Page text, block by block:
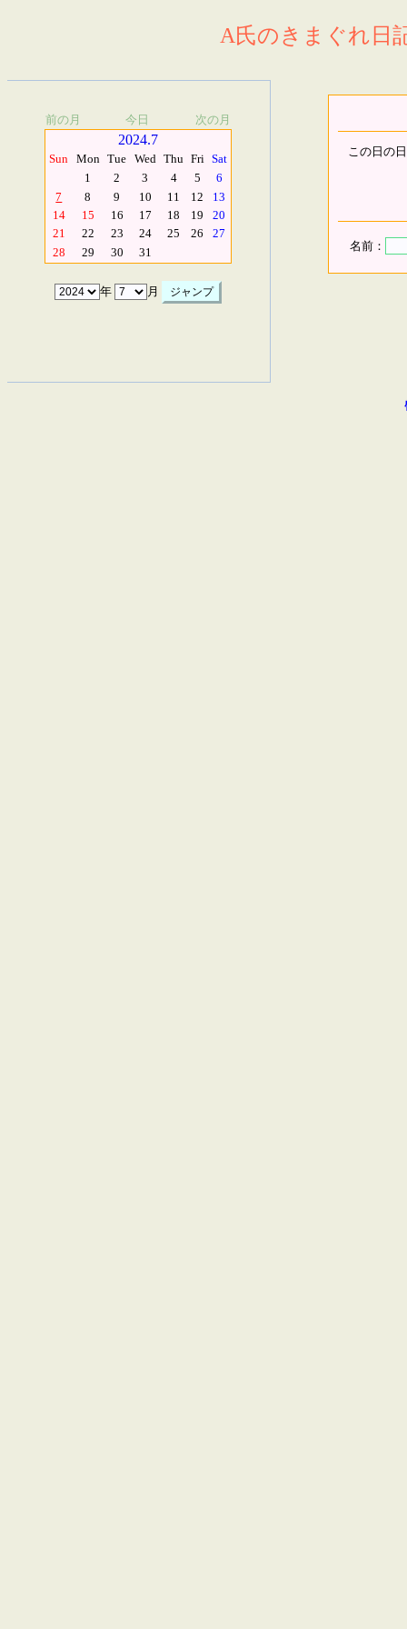
A氏のきまぐれ日
前の月 今日 次の月
2024.7
Sun Mon Tue Wed Thu Fri Sat
1
2 3 4 5
6
7
8 9 10 11 12
13
14
15 16 17 18 19
20
21
22 23 24 25 26
27
28
29 30 31
年 月
この日の
名前：